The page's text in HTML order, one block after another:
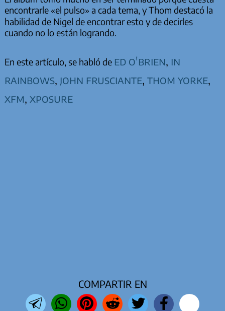
encontrarle «el pulso» a cada tema, y Thom destacó la
habilidad de Nigel de encontrar esto y de decirles
cuando no lo están logrando.
En este artículo, se habló de ed o'brien, in
rainbows, john frusciante, thom yorke,
xfm, xposure
COMPARTIR EN